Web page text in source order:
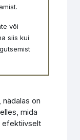
või
siis kui
on
mida
efektiivselt